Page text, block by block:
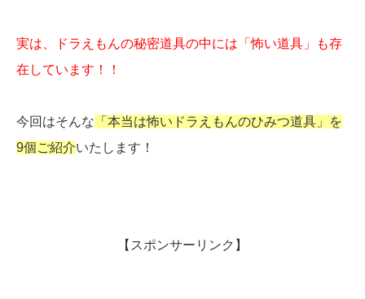
実は、ドラえもんの秘密道具の中には「怖い道具」も存
在しています！！
今回はそんな 「本当は怖いドラえもんのひみつ道具」を
9個ご紹介いたします！
【スポンサーリンク】